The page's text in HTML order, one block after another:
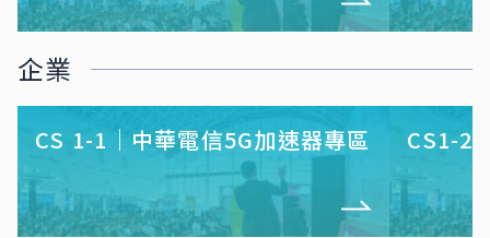
企業
CS 1-1｜中華電信5G加速器專區 CS1-2